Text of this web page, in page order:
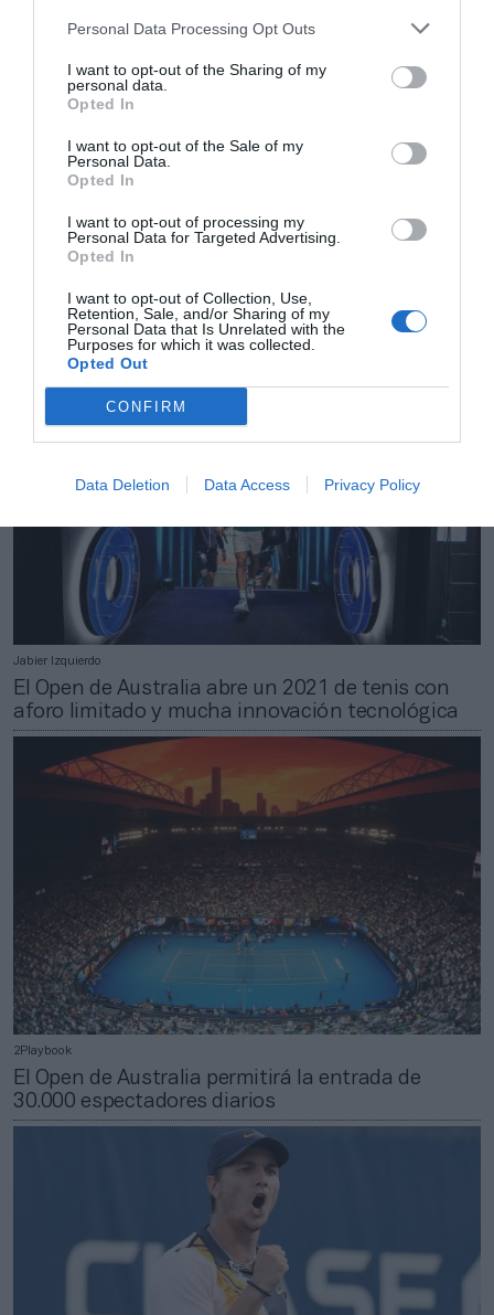
Personal Data Processing Opt Outs
I want to opt-out of the Sharing of my
personal data.
Opted In
I want to opt-out of the Sale of my
Personal Data.
Opted In
I want to opt-out of processing my
Personal Data for Targeted Advertising.
Opted In
I want to opt-out of Collection, Use,
Retention, Sale, and/or Sharing of my
Personal Data that Is Unrelated with the
Purposes for which it was collected.
Opted Out
CONFIRM
Data Deletion Data Access Privacy Policy
La española FoxTenn probará el videoarbitraje en
tierra batida de la ATP en el Mutua Madrid Open
Jabier Izquierdo
El Open de Australia abre un 2021 de tenis con
aforo limitado y mucha innovación tecnológica
2Playbook
El Open de Australia permitirá la entrada de
30.000 espectadores diarios